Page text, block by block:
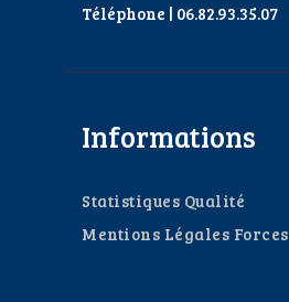
Téléphone | 06.82.93.35.07
Informations
Statistiques Qualité
Mentions Légales Forces